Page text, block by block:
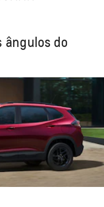
ângulos do